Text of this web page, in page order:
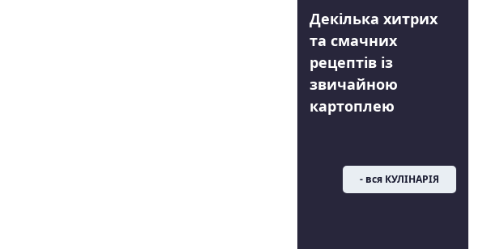
Декілька хитрих
та смачних
рецептів із
звичайною
картоплею
- вся КУЛІНАРІЯ